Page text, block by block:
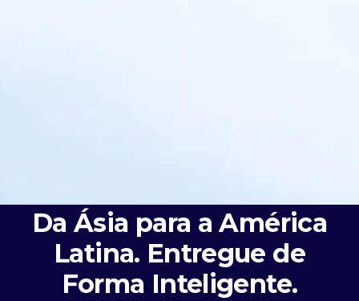
Da Ásia para a América
Latina. Entregue de
Forma Inteligente.